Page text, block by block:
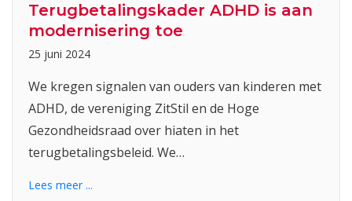
Terugbetalingskader ADHD is aan
modernisering toe
25 juni 2024
We kregen signalen van ouders van kinderen met
ADHD, de vereniging ZitStil en de Hoge
Gezondheidsraad over hiaten in het
terugbetalingsbeleid. We…
Lees meer ...